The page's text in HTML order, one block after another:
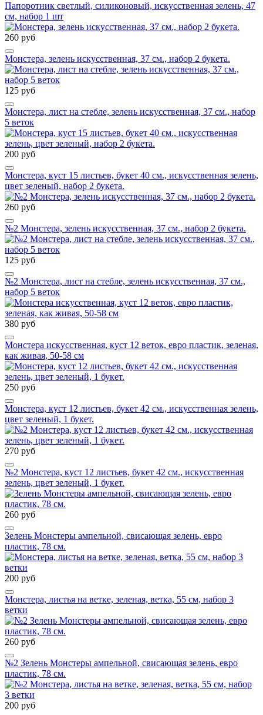
Папоротник светлый, силиконовый, искусственная зелень, 47
см, набор 1 шт
260 руб
Монстера, зелень искусственная, 37 см., набор 2 букета.
125 руб
Монстера, лист на стебле, зелень искусственная, 37 см., набор
5 веток
200 руб
Монстера, куст 15 листьев, букет 40 см., искусственная зелень,
цвет зеленый, набор 2 букета.
260 руб
№2 Монстера, зелень искусственная, 37 см., набор 2 букета.
125 руб
№2 Монстера, лист на стебле, зелень искусственная, 37 см.,
набор 5 веток
380 руб
Монстера искусственная, куст 12 веток, евро пластик, зеленая,
как живая, 50-58 см
250 руб
Монстера, куст 12 листьев, букет 42 см., искусственная зелень,
цвет зеленый, 1 букет.
270 руб
№2 Монстера, куст 12 листьев, букет 42 см., искусственная
зелень, цвет зеленый, 1 букет.
260 руб
Зелень Монстеры ампельной, свисающая зелень, евро
пластик, 78 см.
200 руб
Монстера, листья на ветке, зеленая, ветка, 55 см, набор 3
ветки
260 руб
№2 Зелень Монстеры ампельной, свисающая зелень, евро
пластик, 78 см.
200 руб